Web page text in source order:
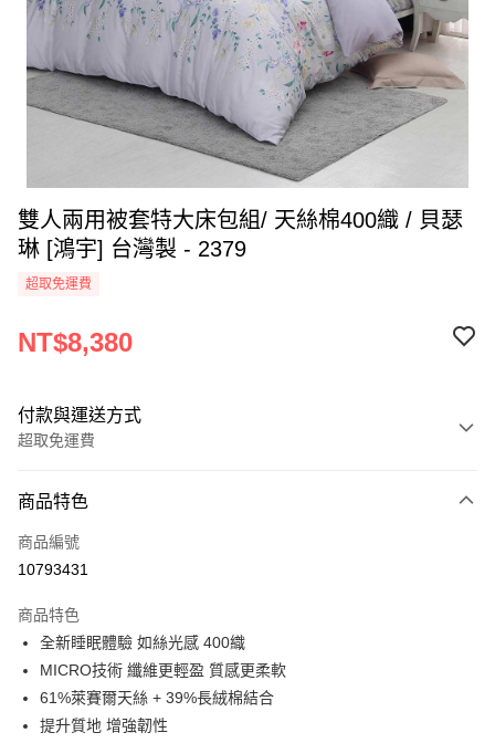
雙人兩用被套特大床包組/ 天絲棉400織 / 貝瑟
琳 [鴻宇] 台灣製 - 2379
超取免運費
NT$8,380
付款與運送方式
超取免運費
信用卡一次付款
超商取貨付款
Apple Pay
悠遊付
Google Pay
商品特色
商品編號
10793431
商品特色
全新睡眠體驗 如絲光感 400織
MICRO技術 纖維更輕盈 質感更柔軟
61%萊賽爾天絲 + 39%長絨棉結合
提升質地 增強韌性